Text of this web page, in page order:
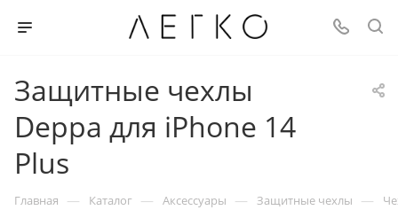
Защитные чехлы
Deppa для iPhone 14
Plus
Главная — Каталог — Аксессуары — Защитные чехлы —